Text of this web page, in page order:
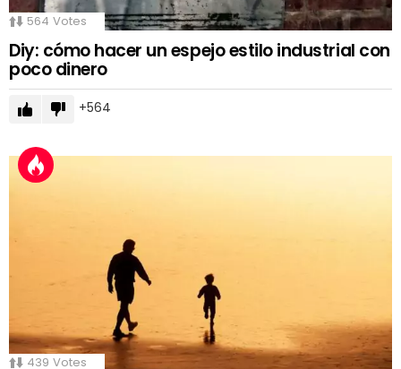
564 Votes
Diy: cómo hacer un espejo estilo industrial con
poco dinero
564
439 Votes